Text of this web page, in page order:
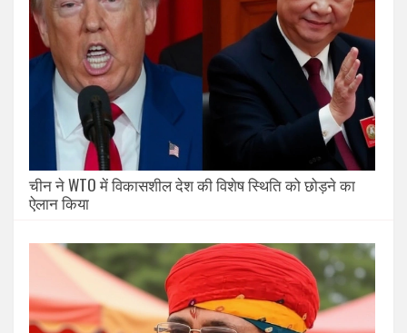
चीन ने WTO में विकासशील देश की विशेष स्थिति को छोड़ने का
ऐलान किया